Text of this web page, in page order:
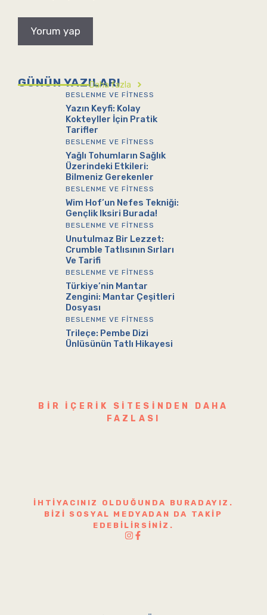
GÜNÜN YAZILARI
Daha fazla
BESLENME VE FITNESS
Yazın Keyfi: Kolay
Kokteyller İçin Pratik
Tarifler
BESLENME VE FITNESS
Yağlı Tohumların Sağlık
Üzerindeki Etkileri:
Bilmeniz Gerekenler
BESLENME VE FITNESS
Wim Hof’un Nefes Tekniği:
Gençlik Iksiri Burada!
BESLENME VE FITNESS
Unutulmaz Bir Lezzet:
Crumble Tatlısının Sırları
Ve Tarifi
BESLENME VE FITNESS
Türkiye’nin Mantar
Zengini: Mantar Çeşitleri
Dosyası
BESLENME VE FITNESS
Trileçe: Pembe Dizi
Ünlüsünün Tatlı Hikayesi
BIR IÇERIK SITESINDEN DAHA
FAZLASI
İHTIYACINIZ OLDUĞUNDA BURADAYIZ.
BIZI SOSYAL MEDYADAN DA TAKIP
EDEBILIRSINIZ.